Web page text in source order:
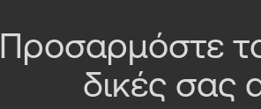
Προσαρμόστε
δικές σας